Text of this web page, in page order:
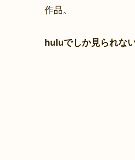
作品。
huluでしか見られな